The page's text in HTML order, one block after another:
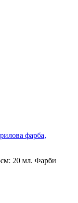
фарба,
20 мл. Фарби